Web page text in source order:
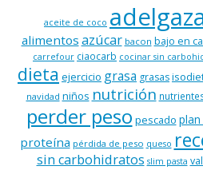
aceite de coco
alimentos azúcar bacon bajo en
carrefour ciaocarb cocinar sin
dieta ejercicio grasa grasas
navidad niños nutrición
perder peso pescado
proteína pérdida de peso queso
sin carbohidratos slim pasta